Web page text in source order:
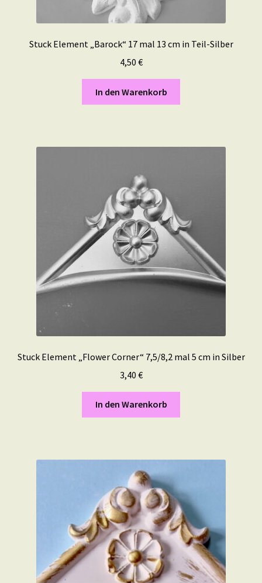
Stuck Element „Barock“ 17 mal 13 cm in Teil-Silber
4,50 €
In den Warenkorb
Stuck Element „Flower Corner“ 7,5/8,2 mal 5 cm in Silber
3,40 €
In den Warenkorb